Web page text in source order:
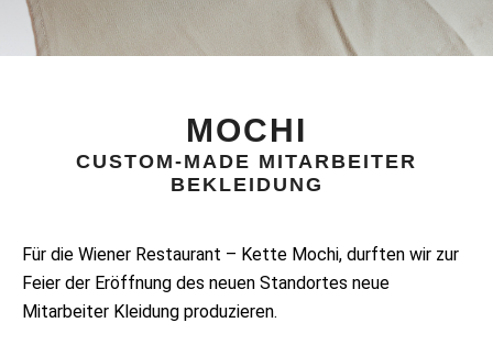
MOCHI
CUSTOM-MADE MITARBEITER
BEKLEIDUNG
Für die Wiener Restaurant – Kette Mochi, durften wir zur
Feier der Eröffnung des neuen Standortes neue
Mitarbeiter Kleidung produzieren.